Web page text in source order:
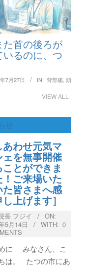
た首の後ろが
るのに、つ
7月27日 IN: 背部痛 頭
VIEW ALL
せ
あわせ元気マ
ェを無事開催
とができま
！ご来場いた
た皆さまへ感
上げます］
長 フジイ
ON:
5月14日
WITH: 0
に みなさん、こ
は。 たつの市にあ